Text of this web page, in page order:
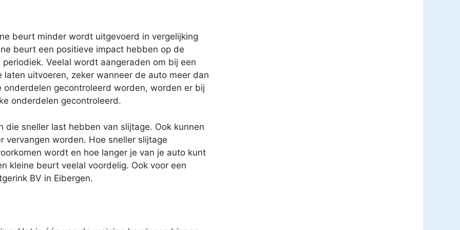
beurt minder wordt uitgevoerd in vergelijking
beurt een positieve impact hebben op de
Veelal wordt aangeraden om bij een
uitvoeren, zeker wanneer de auto meer dan
gecontroleerd worden, worden er bij
onderdelen gecontroleerd.
sneller last hebben van slijtage. Ook kunnen
vervangen worden. Hoe sneller slijtage
wordt en hoe langer je van je auto kunt
kleine beurt veelal voordelig. Ook voor een
BV in Eibergen.